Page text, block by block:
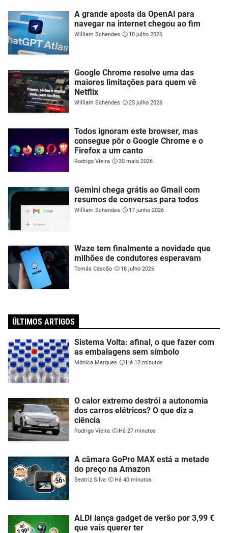
A grande aposta da OpenAI para
navegar na internet chegou ao fim
William Schendes 10 julho 2026
Google Chrome resolve uma das
maiores limitações para quem vê
Netflix
William Schendes 25 julho 2026
Todos ignoram este browser, mas
consegue pôr o Google Chrome e o
Firefox a um canto
Rodrigo Vieira 30 maio 2026
Gemini chega grátis ao Gmail com
resumos de conversas para todos
William Schendes 17 junho 2026
Waze tem finalmente a novidade que
milhões de condutores esperavam
Tomás Cascão 18 julho 2026
ÚLTIMOS ARTIGOS
Sistema Volta: afinal, o que fazer com
as embalagens sem símbolo
Mónica Marques Há 12 minutos
O calor extremo destrói a autonomia
dos carros elétricos? O que diz a
ciência
Rodrigo Vieira Há 27 minutos
A câmara GoPro MAX está a metade
do preço na Amazon
Beatriz Silva Há 40 minutos
ALDI lança gadget de verão por 3,99 €
que vais querer ter